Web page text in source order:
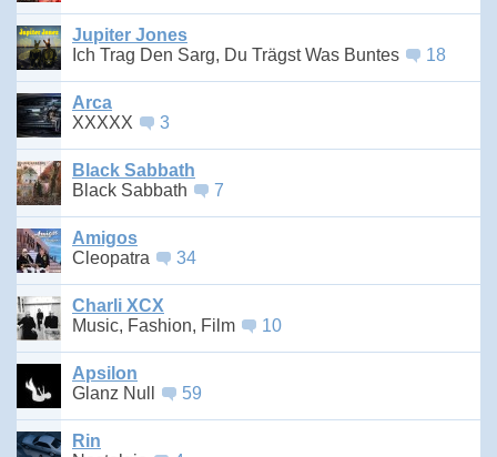
Jupiter Jones
Ich Trag Den Sarg, Du Trägst Was Buntes
18
Arca
XXXXX
3
Black Sabbath
Black Sabbath
7
Amigos
Cleopatra
34
Charli XCX
Music, Fashion, Film
10
Apsilon
Glanz Null
59
Rin